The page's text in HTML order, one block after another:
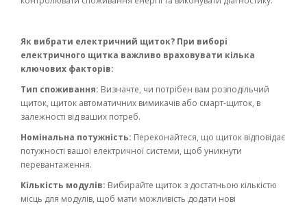
Як вибрати електричний щиток? При виборі
електричного щитка важливо враховувати кілька
ключових факторів:
Тип споживання: Визначте, чи потрібен вам розподільчий
щиток, щиток автоматичних вимикачів або смарт-щиток, в
залежності від ваших потреб.
Номінальна потужність: Переконайтеся, що щиток відповідає
потужності вашої електричної системи, щоб уникнути
перевантаження.
Кількість модулів: Вибирайте щиток з достатньою кількістю
місць для модулів, щоб мати можливість додати нові